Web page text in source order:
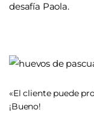
desafía Paola.
«El cliente puede
¡Bueno!